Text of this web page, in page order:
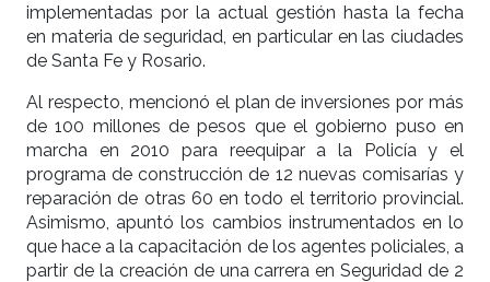
implementadas por la actual gestión hasta la fecha
en materia de seguridad, en particular en las ciudades
de Santa Fe y Rosario.
Al respecto, mencionó el plan de inversiones por más
de 100 millones de pesos que el gobierno puso en
marcha en 2010 para reequipar a la Policía y el
programa de construcción de 12 nuevas comisarías y
reparación de otras 60 en todo el territorio provincial.
Asimismo, apuntó los cambios instrumentados en lo
que hace a la capacitación de los agentes policiales, a
partir de la creación de una carrera en Seguridad de 2